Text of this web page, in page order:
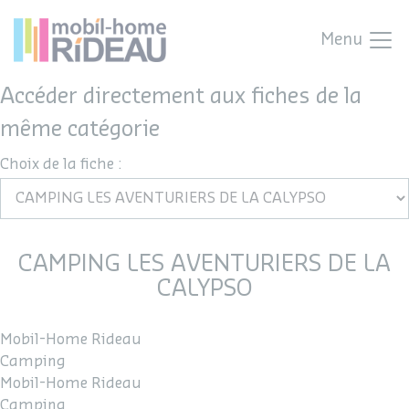
Menu
Accéder directement aux fiches de la
même catégorie
Choix de la fiche :
CAMPING LES AVENTURIERS DE LA
CALYPSO
Mobil-Home Rideau
Camping
Mobil-Home Rideau
Camping